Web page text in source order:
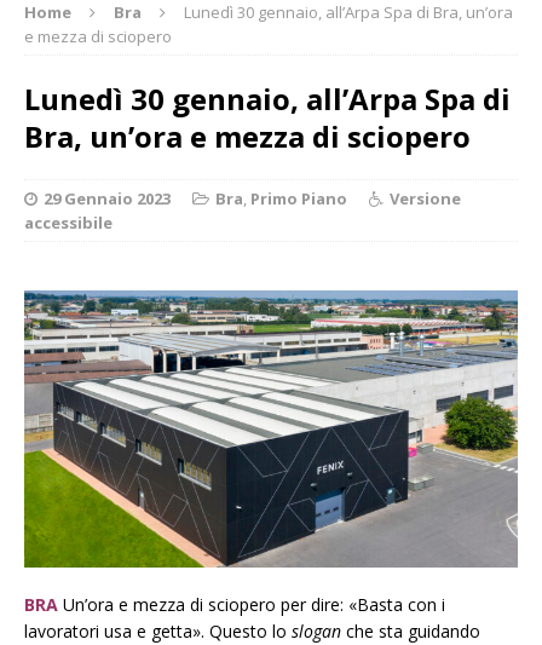
Home Bra
Lunedì 30 gennaio, all’Arpa Spa di Bra, un’ora
e mezza di sciopero
Lunedì 30 gennaio, all’Arpa Spa di
Bra, un’ora e mezza di sciopero
29 Gennaio 2023 Bra, Primo Piano
Versione
accessibile
BRA Un’ora e mezza di sciopero per dire: «Basta con i
lavoratori usa e getta». Questo lo slogan che sta guidando